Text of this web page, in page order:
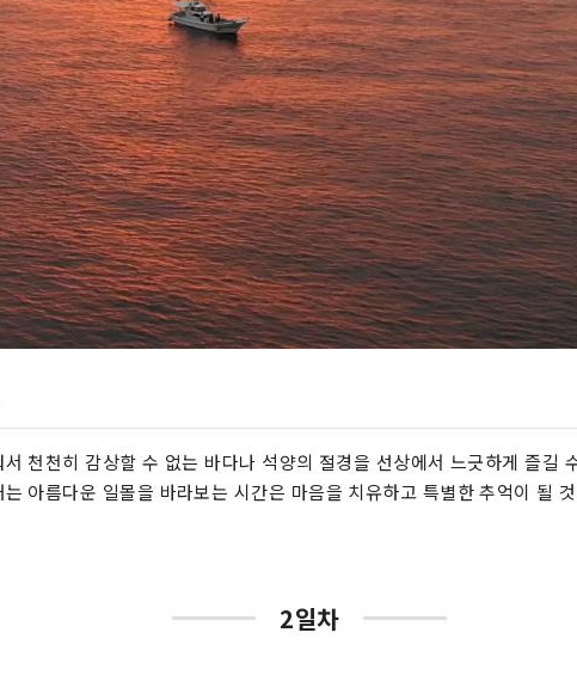
서 천천히 감상할 수 없는 바다나 석양의 절경을 선상에서 느긋하게 즐길
아름다운 일몰을 바라보는 시간은 마음을 치유하고 특별한 추억이 될
2일차